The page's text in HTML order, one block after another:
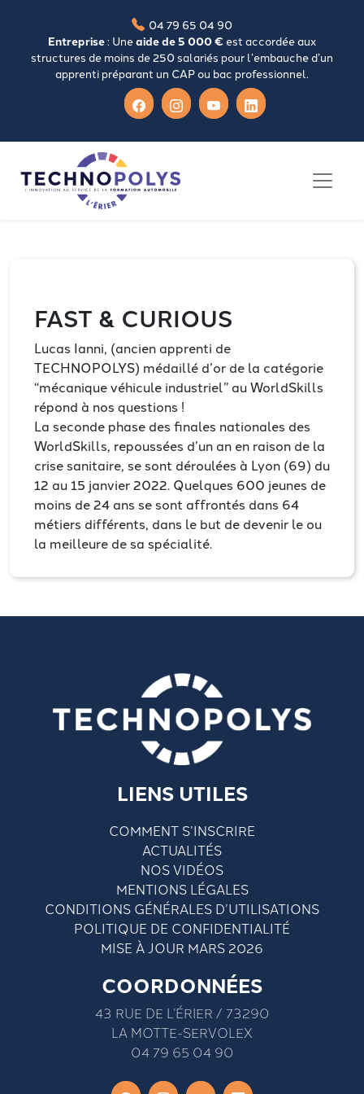
04 79 65 04 90
Entreprise: Uneaide de 5 000 € est accordée aux
structures de moins de 250 salariés pour l’embauche d’un
apprenti préparant un CAP ou bac professionnel.
FAST & CURIOUS
Lucas Ianni, (ancien apprenti de
TECHNOPOLYS) médaillé d’or de la catégorie
“mécanique véhicule industriel” au WorldSkills
répond à nos questions !
La seconde phase des finales nationales des
WorldSkills, repoussées d’un an en raison de la
crise sanitaire, se sont déroulées à Lyon (69) du
12 au 15 janvier 2022. Quelques 600 jeunes de
moins de 24 ans se sont affrontés dans 64
métiers différents, dans le but de devenir le ou
la meilleure de sa spécialité.
LIENS UTILES
COMMENT S’INSCRIRE
ACTUALITÉS
NOS VIDÉOS
MENTIONS LÉGALES
CONDITIONS GÉNÉRALES D’UTILISATIONS
POLITIQUE DE CONFIDENTIALITÉ
MISE À JOUR MARS 2026
COORDONNÉES
43 RUE DE L’ÉRIER / 73290
LA MOTTE-SERVOLEX
04 79 65 04 90